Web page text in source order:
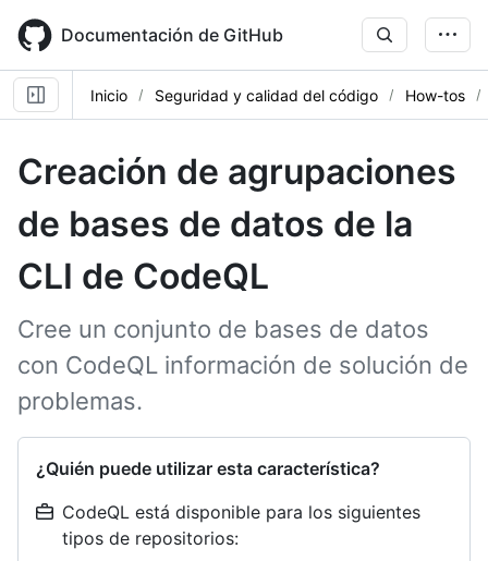
main
content
Documentación de GitHub
Inicio Seguridad y calidad del código How-tos
Creación de agrupaciones
de bases de datos de la
CLI de CodeQL
Cree un conjunto de bases de datos
con CodeQL información de solución de
problemas.
¿Quién puede utilizar esta característica?
CodeQL está disponible para los siguientes
tipos de repositorios: